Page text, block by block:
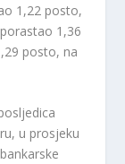
1,22 posto,
1,36
posto, na
u prosjeku